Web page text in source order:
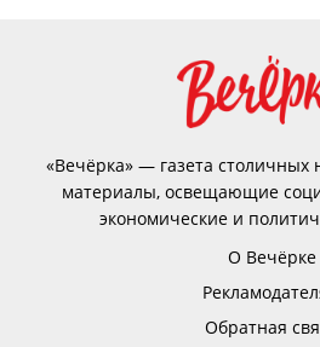
«Вечёрка» — газета столичных
материалы, освещающие
экономические и
О Вечёрке
Обратная